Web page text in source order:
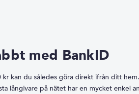
med BankID
kan du således göra direkt ifrån ditt
långivare på nätet har en mycket enkel